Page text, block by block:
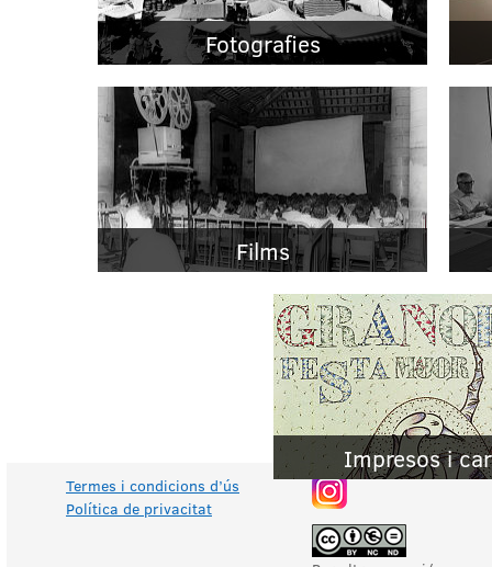
Fotografies
Films
Impresos i
Termes i condicions d’ús
Política de privacitat